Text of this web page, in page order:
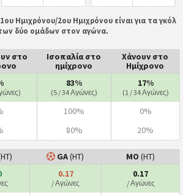
Ημιχρόνου/2ου Ημιχρόνου είναι για τα γκόλ
δύο ομάδων στον αγώνα.
στο
Ισοπαλία στο
ημίχρονο
Χάνουν στο
Ημίχρονο
83%
(5 / 34 Αγώνες)
17%
(1 / 34 Αγώνες)
100% 0%
80% 20%
GA(HT) ΜΟ (HT)
0.17
/ Αγώνες
0.17
/ Αγώνες